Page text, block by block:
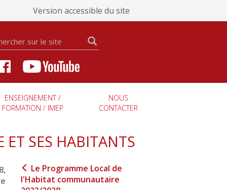
Version accessible du site
ENSEIGNEMENT /
FORMATION / IMEP
NOUS
CONTACTER
SES HABITANTS
Le Programme Local de
l'Habitat communautaire